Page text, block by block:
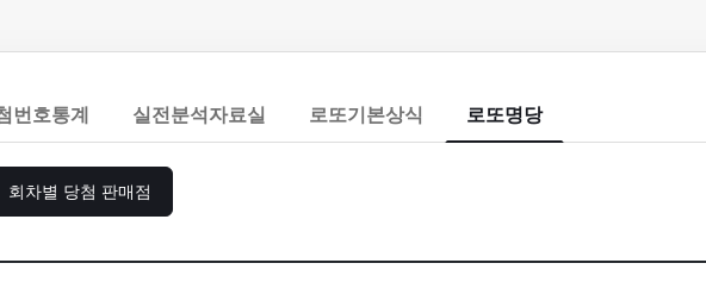
번호통계 실전분석자료실 로또기본상식 로또명당
회차별 당첨 판매점